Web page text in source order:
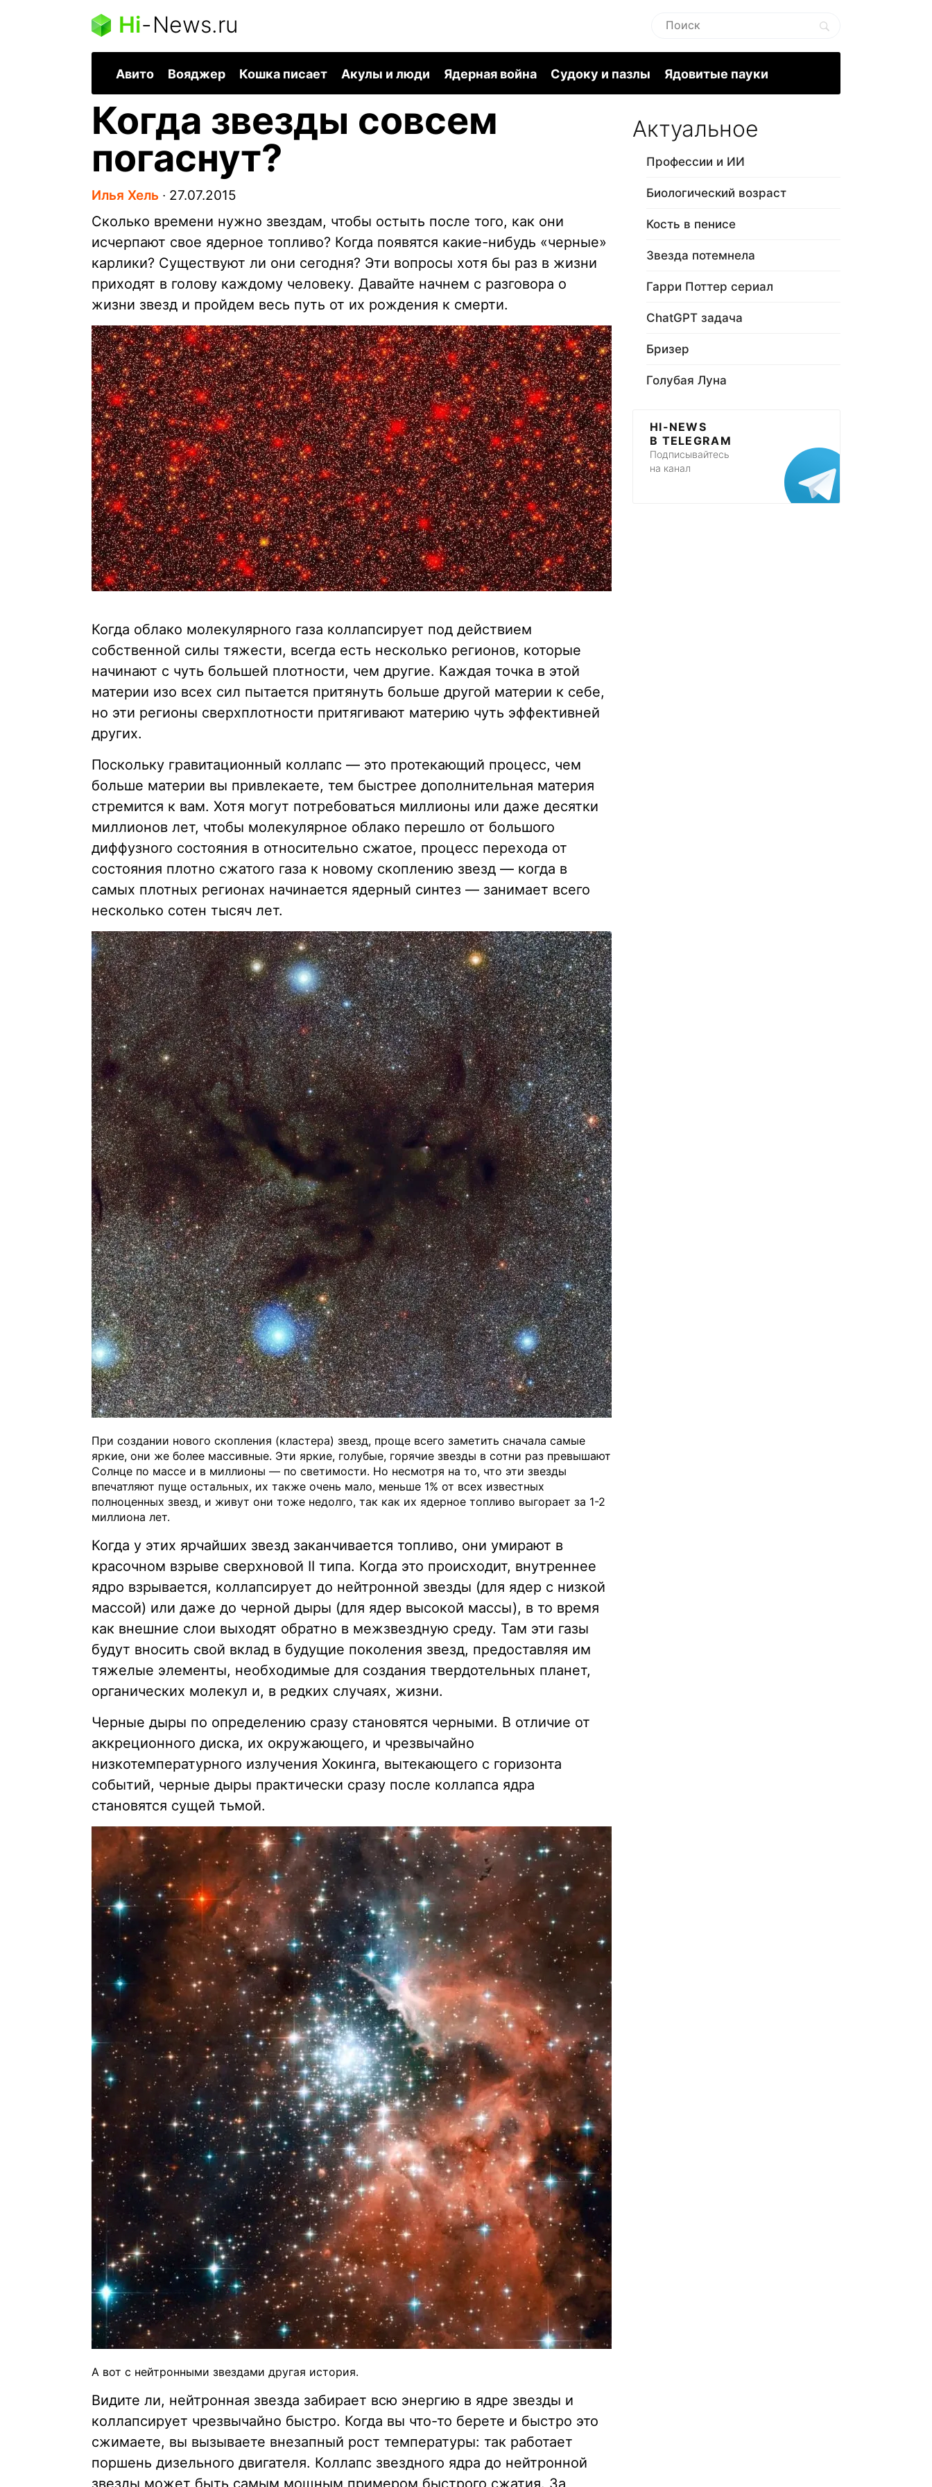
Hi-News.ru
Авито Вояджер Кошка писает Акулы и люди Ядерная война Судоку и пазлы Ядовитые пауки
Когда звезды совсем
погаснут?
Илья Хель ∙ 27.07.2015
Сколько времени нужно звездам, чтобы остыть после того, как они
исчерпают свое ядерное топливо? Когда появятся какие-нибудь «черные»
карлики? Существуют ли они сегодня? Эти вопросы хотя бы раз в жизни
приходят в голову каждому человеку. Давайте начнем с разговора о
жизни звезд и пройдем весь путь от их рождения к смерти.
Когда облако молекулярного газа коллапсирует под действием
собственной силы тяжести, всегда есть несколько регионов, которые
начинают с чуть большей плотности, чем другие. Каждая точка в этой
материи изо всех сил пытается притянуть больше другой материи к себе,
но эти регионы сверхплотности притягивают материю чуть эффективней
других.
Поскольку гравитационный коллапс — это протекающий процесс, чем
больше материи вы привлекаете, тем быстрее дополнительная материя
стремится к вам. Хотя могут потребоваться миллионы или даже десятки
миллионов лет, чтобы молекулярное облако перешло от большого
диффузного состояния в относительно сжатое, процесс перехода от
состояния плотно сжатого газа к новому скоплению звезд — когда в
самых плотных регионах начинается ядерный синтез — занимает всего
несколько сотен тысяч лет.
При создании нового скопления (кластера) звезд, проще всего заметить сначала самые
яркие, они же более массивные. Эти яркие, голубые, горячие звезды в сотни раз превышают
Солнце по массе и в миллионы — по светимости. Но несмотря на то, что эти звезды
впечатляют пуще остальных, их также очень мало, меньше 1% от всех известных
полноценных звезд, и живут они тоже недолго, так как их ядерное топливо выгорает за 1-2
миллиона лет.
Когда у этих ярчайших звезд заканчивается топливо, они умирают в
красочном взрыве сверхновой II типа. Когда это происходит, внутреннее
ядро взрывается, коллапсирует до нейтронной звезды (для ядер с низкой
массой) или даже до черной дыры (для ядер высокой массы), в то время
как внешние слои выходят обратно в межзвездную среду. Там эти газы
будут вносить свой вклад в будущие поколения звезд, предоставляя им
тяжелые элементы, необходимые для создания твердотельных планет,
органических молекул и, в редких случаях, жизни.
Черные дыры по определению сразу становятся черными. В отличие от
аккреционного диска, их окружающего, и чрезвычайно
низкотемпературного излучения Хокинга, вытекающего с горизонта
событий, черные дыры практически сразу после коллапса ядра
становятся сущей тьмой.
А вот с нейтронными звездами другая история.
Видите ли, нейтронная звезда забирает всю энергию в ядре звезды и
коллапсирует чрезвычайно быстро. Когда вы что-то берете и быстро это
сжимаете, вы вызываете внезапный рост температуры: так работает
поршень дизельного двигателя. Коллапс звездного ядра до нейтронной
звезды может быть самым мощным примером быстрого сжатия. За
Актуальное
Профессии и ИИ
Биологический возраст
Кость в пенисе
Звезда потемнела
Гарри Поттер сериал
ChatGPT задача
Бризер
Голубая Луна
HI-NEWS
В TELEGRAM
Подписывайтесь
на канал